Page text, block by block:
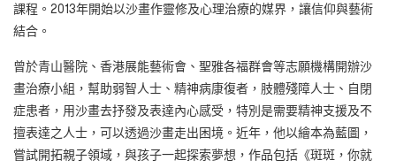
課程。2013年開始以沙畫作靈修及心理治療的媒界，讓信仰與藝術
結合。
曾於青山醫院、香港展能藝術會、聖雅各福群會等志願機構開辦沙
畫治療小組，幫助弱智人士、精神病康復者，肢體殘障人士、自閉
症患者，用沙畫去抒發及表達內心感受，特別是需要精神支援及不
擅表達之人士，可以透過沙畫走出困境。近年，他以繪本為藍圖，
嘗試開拓親子領域，與孩子一起探索夢想，作品包括《斑斑，你就